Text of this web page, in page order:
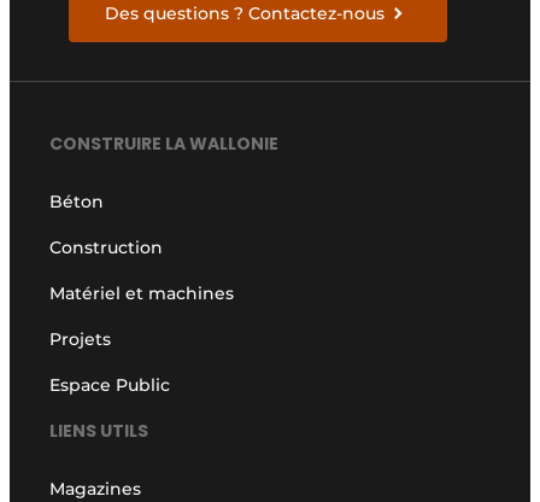
Des questions ? Contactez-nous
CONSTRUIRE LA WALLONIE
Béton
Construction
Matériel et machines
Projets
Espace Public
LIENS UTILS
Magazines